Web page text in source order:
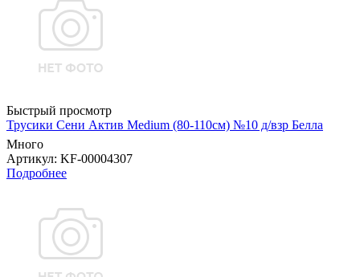
Быстрый просмотр
Трусики Сени Актив Medium (80-110см) №10 д/взр Белла
Много
Артикул: KF-00004307
Подробнее